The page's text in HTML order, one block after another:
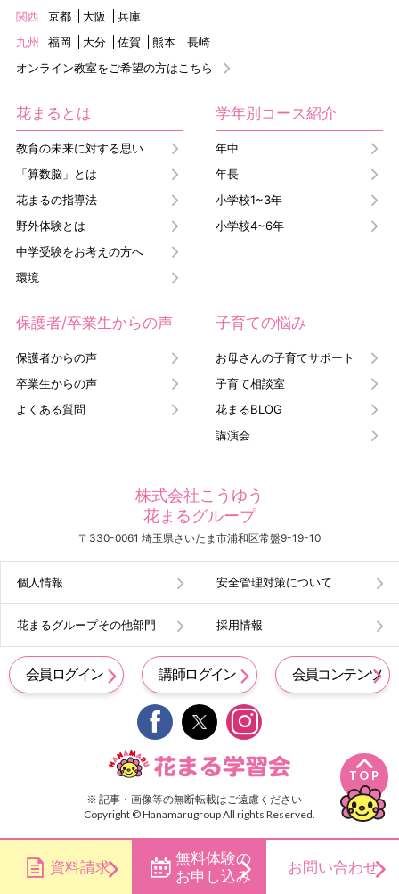
TOP
関西
京都 大阪
兵庫
九州
福岡 大分 佐賀 熊本
長崎
オンライン教室をご希望の方はこちら
花まるとは
教育の未来に対する思い
「算数脳」とは
花まるの指導法
野外体験とは
中学受験をお考えの方へ
環境
学年別コース紹介
年中
年長
小学校1~3年
小学校4~6年
保護者/卒業生からの声
保護者からの声
卒業生からの声
よくある質問
子育ての悩み
お母さんの子育てサポート
子育て相談室
花まるBLOG
講演会
株式会社こうゆう
花まるグループ
〒330-0061 埼玉県さいたま市浦和区常盤9-19-10
個人情報 安全管理対策について
花まるグループその他部門 採用情報
会員ログイン 講師ログイン 会員コンテンツ
 
※ 記事・画像等の無断転載はご遠慮ください
Copyright © Hanamarugroup All rights Reserved.
資料請求
無料体験の
お申し込み
お問い合わせ